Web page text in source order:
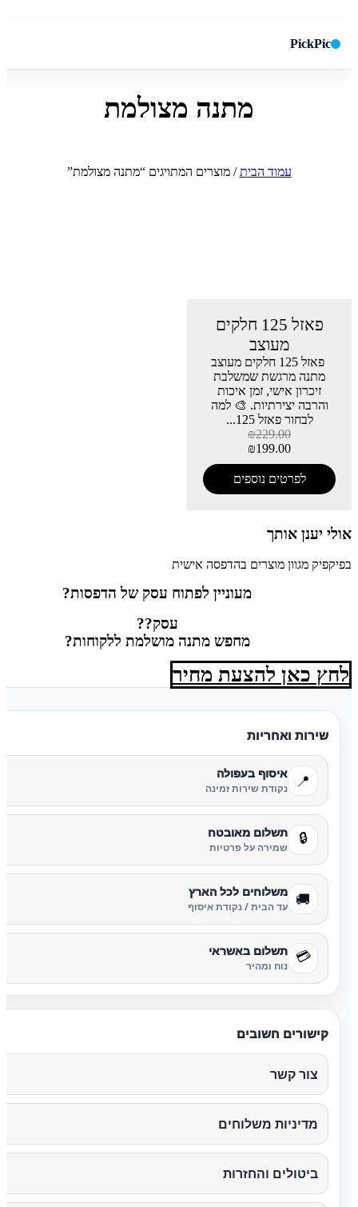
PickPic
חפש
מתנה מצולמת
עמוד הבית/ מוצרים המתויגים “מתנה מצולמת”
פאזל 125 חלקים
מעוצב
פאזל 125 חלקים מעוצב
מתנה מרגשת שמשלבת
זיכרון אישי, זמן איכות
והרבה יצירתיות. 🎨 למה
לבחור פאזל 125...
₪229.00
₪199.00
לפרטים נוספים
אולי יענן אותך
בפיקפיק מגוון מוצרים בהדפסה אישית
מעוניין לפתוח עסק של הדפסות?
עסק??
מחפש מתנה מושלמת ללקוחות?
לחץ כאן להצעת מחיר
שירות ואחריות
📍 איסוף בעפולה
נקודת שירות זמינה
🔒 תשלום מאובטח
שמירה על פרטיות
🚚 משלוחים לכל הארץ
עד הבית / נקודת איסוף
💳 תשלום באשראי
נוח ומהיר
קישורים חשובים
צור קשר
מדיניות משלוחים
ביטולים והחזרות